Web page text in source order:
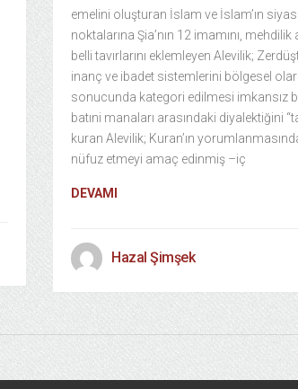
emelini oluşturan İslam ve İslam’ın
noktalarına Şia’nın 12 imamını, mehdilik
belli tavırlarını eklemleyen Alevilik;
inanç ve ibadet sistemlerini bölgesel
sonucunda kategori edilmesi imkansız
batıni manaları arasındaki diyalektiğini
kuran Alevilik; Kuran’ın
nüfuz etmeyi amaç edinmiş –iç
DEVAMI
Hazal Şimşek